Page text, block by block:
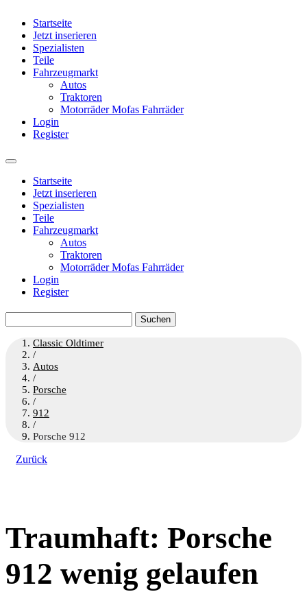
Startseite
Jetzt inserieren
Spezialisten
Teile
Fahrzeugmarkt
Autos
Traktoren
Motorräder Mofas Fahrräder
Login
Register
Startseite
Jetzt inserieren
Spezialisten
Teile
Fahrzeugmarkt
Autos
Traktoren
Motorräder Mofas Fahrräder
Login
Register
nach:
Classic Oldtimer
/
Autos
/
Porsche
/
912
/
Porsche 912
Zurück
Traumhaft: Porsche
912 wenig gelaufen